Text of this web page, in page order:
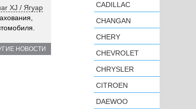
XJ / Ягуар
НОВОСТИ
CADILLAC
CHANGAN
CHERY
CHEVROLET
CHRYSLER
CITROEN
DAEWOO